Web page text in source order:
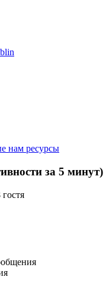
нам ресурсы
за 5 минут)